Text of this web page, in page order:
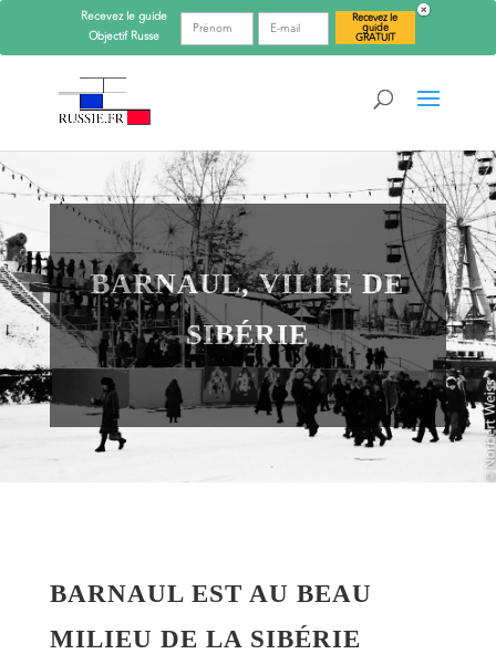
BARNAUL, VILLE DE
SIBÉRIE
BARNAUL EST AU BEAU
MILIEU DE LA SIBÉRIE
Recevez le guide
ObjectifRusse
Recevez le
guide
GRATUIT